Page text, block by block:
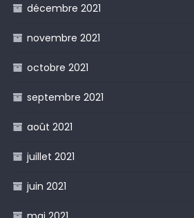
décembre 2021
novembre 2021
octobre 2021
septembre 2021
août 2021
juillet 2021
juin 2021